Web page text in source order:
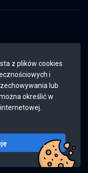
z plików cookies
i
lub
określić w
Wszystkie prawa